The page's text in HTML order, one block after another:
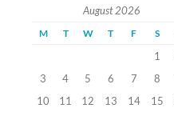
August 2026
M T W T F S
1
3
4 5 6 7 8
10
11 12 13 14 15